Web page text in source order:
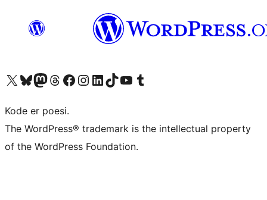
Besøk vår konto på X Visit our Bluesky account
Besøk vår Mastodon-konto
Visit our Threads account
Besøk vår Facebook-sideBesøk vår Instagram-konto
Besøk vår LinkedIn-konto
Visit our TikTok account
Visit our YouTube channel
Visit our Tumblr account
Kode er poesi.
The WordPress® trademark is the intellectual property
of the WordPress Foundation.